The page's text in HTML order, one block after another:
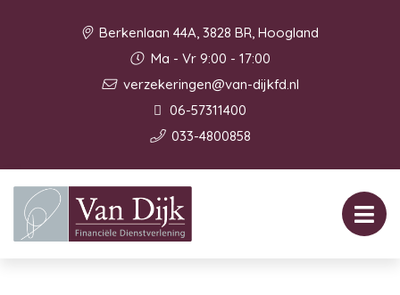
Berkenlaan 44A, 3828 BR, Hoogland
Ma - Vr 9:00 - 17:00
verzekeringen@van-dijkfd.nl
06-57311400
033-4800858